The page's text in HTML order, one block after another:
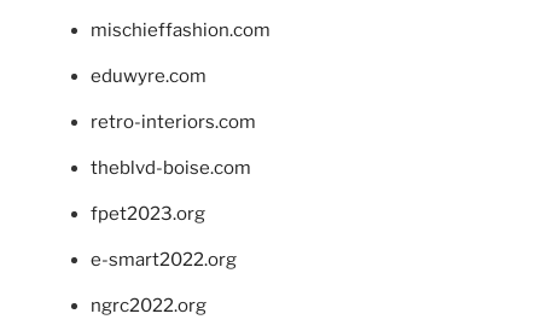
mischieffashion.com
eduwyre.com
retro-interiors.com
theblvd-boise.com
fpet2023.org
e-smart2022.org
ngrc2022.org